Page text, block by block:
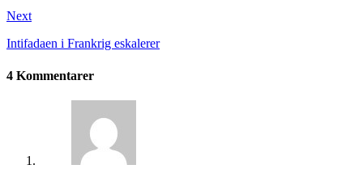
Next
Intifadaen i Frankrig eskalerer
4 Kommentarer